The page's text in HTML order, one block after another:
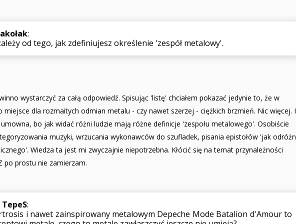
:
od tego, jak zdefiniujesz określenie 'zespół metalowy'.
wystarczyć za całą odpowiedź. Spisując 'listę' chciałem pokazać jedynie to, że w
miejsce dla rozmaitych odmian metalu - czy nawet szerzej - ciężkich brzmień. Nic więcej. I
bo jak widać różni ludzie mają różne definicje 'zespołu metalowego'. Osobiście
muzyki, wrzucania wykonawców do szufladek, pisania epistołów 'jak
Wiedza ta jest mi zwyczajnie niepotrzebna. Kłócić się na temat przynależności
po prostu nie zamierzam.
:
i nawet zainspirowany metalowym Depeche Mode Batalion d'Amour to